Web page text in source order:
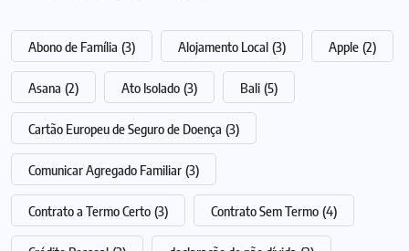
Abono de Família (3) Alojamento Local (3) Apple (2)
Asana (2) Ato Isolado (3) Bali (5)
Cartão Europeu de Seguro de Doença (3)
Comunicar Agregado Familiar (3)
Contrato a Termo Certo (3) Contrato Sem Termo (4)